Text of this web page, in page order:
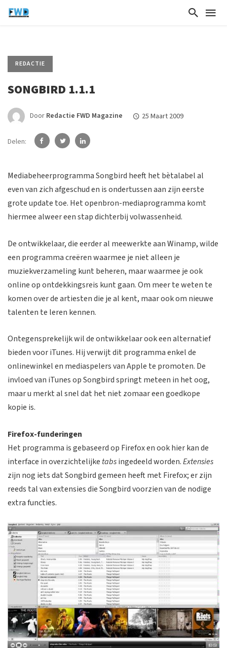
REDACTIE
SONGBIRD 1.1.1
Door Redactie FWD Magazine 25 Maart 2009
Delen:
Mediabeheerprogramma Songbird heeft het bètalabel al
even van zich afgeschud en is ondertussen aan zijn eerste
grote update toe. Het openbron-mediaprogramma komt
hiermee alweer een stap dichterbij volwassenheid.
De ontwikkelaar, die eerder al meewerkte aan Winamp, wilde
een programma creëren waarmee je niet alleen je
muziekverzameling kunt beheren, maar waarmee je ook
online op ontdekkingsreis kunt gaan. Om meer te weten te
komen over de artiesten die je al kent, maar ook om nieuwe
talenten te leren kennen.
Ontegensprekelijk wil de ontwikkelaar ook een alternatief
bieden voor iTunes. Hij verwijt dit programma enkel de
onlinewinkel en mediaspelers van Apple te promoten. De
invloed van iTunes op Songbird springt meteen in het oog,
maar u merkt al snel dat het niet zomaar een goedkope
kopie is.
Firefox-funderingen
Het programma is gebaseerd op Firefox en ook hier kan de
interface in overzichtelijke tabsingedeeld worden.Extensies
zijn nog iets dat Songbird gemeen heeft met Firefox; er zijn
reeds tal van extensies die Songbird voorzien van de nodige
extra functies.